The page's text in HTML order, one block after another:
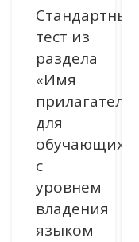
Стандартный
тест из
раздела
«Имя
для
обучающихся
с
уровнем
владения
языком